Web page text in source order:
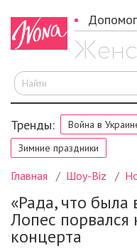
Тренды: Война в
Зимние праздники
Главная Шоу-Biz
«Рада, что
Лопес
концерта